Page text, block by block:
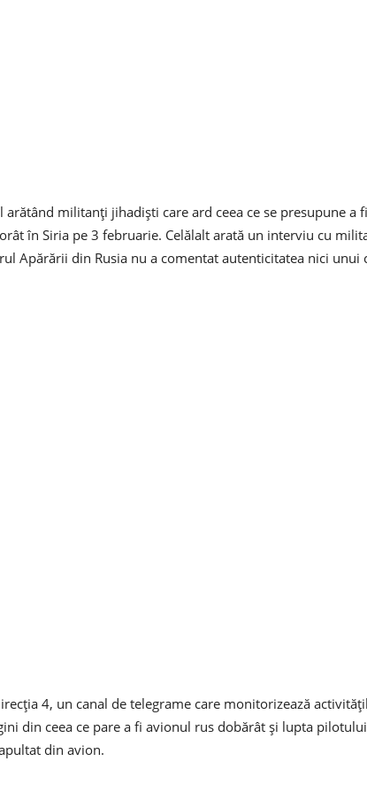
militanți jihadiști care ard ceea ce se presupune a
în Siria pe 3 februarie. Celălalt arată un interviu cu
Apărării din Rusia nu a comentat autenticitatea nici unui
4, un canal de telegrame care monitorizează
din ceea ce pare a fi avionul rus dobărât și lupta
din avion.